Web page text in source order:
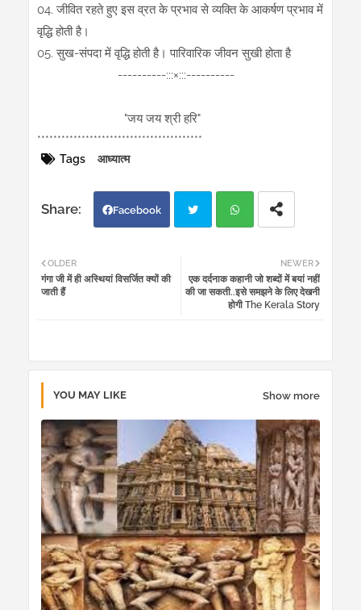
04. जीवित रहते हुए इस व्रत के प्रभाव से व्यक्ति के आकर्षण प्रभाव में
वृद्धि होती है।
05. सुख-संपदा में वृद्धि होती है। पारिवारिक जीवन सुखी होता है
----------:::×:::----------
"जय जय श्री हरि"
*****************************************
Tags आध्यात्म
Facebook
tter atsa
NEWER
एक दर्दनाक कहानी जो शब्दों में बयां नहीं
की जा सकती..इसे समझने के लिए देखनी
होगी The Kerala Story
OLDER
गंगा जी में ही अस्थियां विसर्जित क्यों की
जाती हैं
YOU MAY LIKE Show more